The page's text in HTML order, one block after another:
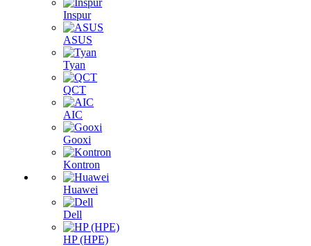
Inspur
ASUS
Tyan
QCT
AIC
Gooxi
Kontron
Huawei
Dell
HP (HPE)